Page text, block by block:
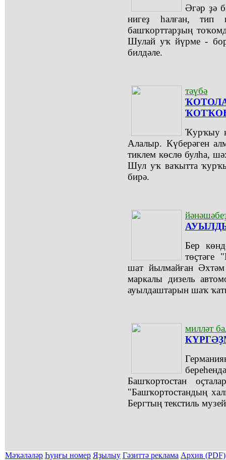
Әгәр ҙә
нигеҙ һалған, тип
башҡорттарҙың
Шулай уҡ йүрме -
билдәле.
тәүбә
Ҡурҡыу
Алалыр. Күберәген
тиклем көслө булһа,
Шул уҡ ваҡытта
бирә.
Бер
төҫтәге
шат йылмайған
маркалы дизель
ауылдаштарын шаҡ
милләт
Башҡортостан
"Башҡортостандың
Бергтың текстиль
Мәҡәләләр Һуңғы номер Яҙылыу Гәзиттә реклама Архив (PDF)